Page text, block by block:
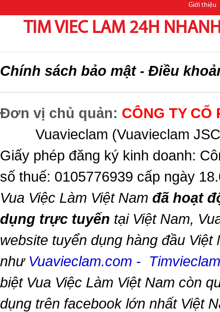
Giới thiệu
TIM VIEC LAM 24H
Chính sách bảo mật- Điều
Đơn vị chủ quản: CÔNG TY CỔ
Vuavieclam (Vuavieclam
Giấy phép đăng ký kinh doanh:
số thuế: 0105776939 cấp ngày
Vua Việc Làm Việt Nam đã hoạt
dụng trực tuyến tại Việt Nam,
website tuyển dụng hàng đầu Việt
như Vuavieclam.com -
biệt Vua Việc Làm Việt Nam còn
dụng trên facebook lớn nhất Việt